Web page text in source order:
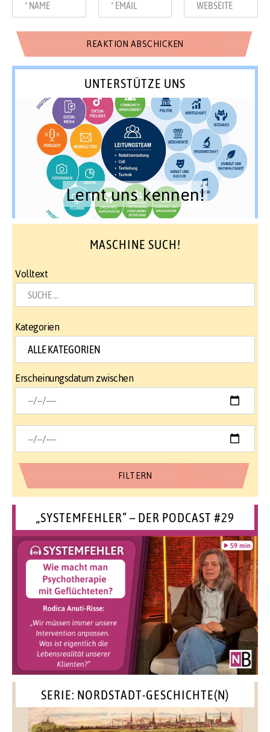
UNTERSTÜTZE UNS
Lernt uns kennen!
MASCHINE SUCH!
Volltext
Kategorien
Erscheinungsdatum zwischen
„SYSTEMFEHLER“ – DER PODCAST #29
SERIE: NORDSTADT-GESCHICHTE(N)